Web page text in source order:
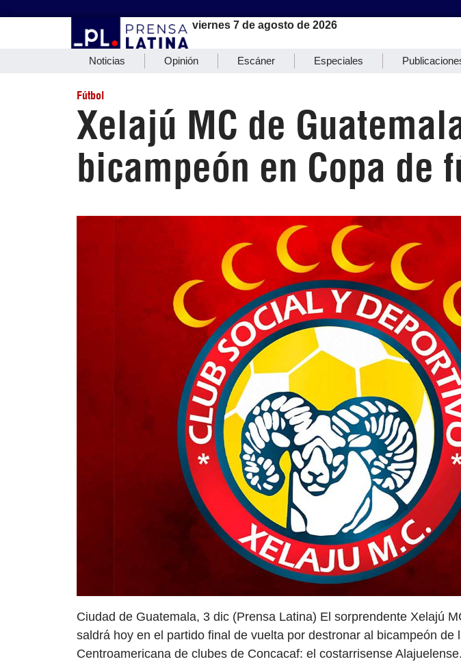
viernes 7 de agosto de 2026
Noticias Opinión Escáner Especiales
Fútbol
Xelajú MC de
bicampeón en Copa de
Ciudad de Guatemala, 3 dic (Prensa Latina) El sorprendente Xelajú
saldrá hoy en el partido final de vuelta por destronar al bicampeón de
Centroamericana de clubes de Concacaf: el costarrisense Alajuelense.